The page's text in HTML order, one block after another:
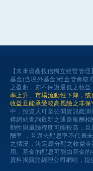
【未來資產投信獨立經營管理】
基金(含境外基金)經金管會核
之盈虧，亦不保證最低之收
率上升、市場流動性下降，
收益且能承受較高風險之非
中，投資人可至公開資訊觀
構網站查詢最新之通路報酬
動性與風險程度可能較高，
酬率 ，且過去配息率不代表
之情況，決定應分配之收益
用。基金的配息可能由基金
資料揭露於經理公司網站，提